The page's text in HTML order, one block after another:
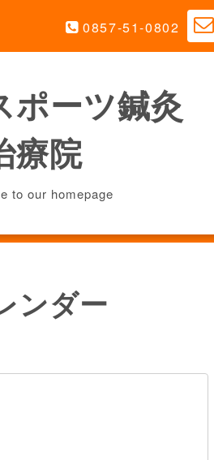
0857-51-0802
ポーツ鍼灸
療院
to our homepage
ンダー